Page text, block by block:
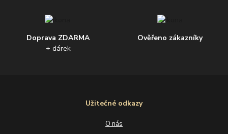
Doprava ZDARMA
+ dárek
Ověřeno zákazníky
Užitečné odkazy
O nás